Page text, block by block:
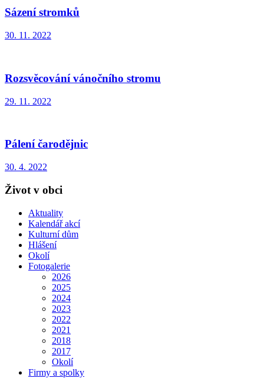
Sázení stromků
30. 11. 2022
Rozsvěcování vánočního stromu
29. 11. 2022
Pálení čarodějnic
30. 4. 2022
Život v obci
Aktuality
Kalendář akcí
Kulturní dům
Hlášení
Okolí
Fotogalerie
2026
2025
2024
2023
2022
2021
2018
2017
Okolí
Firmy a spolky